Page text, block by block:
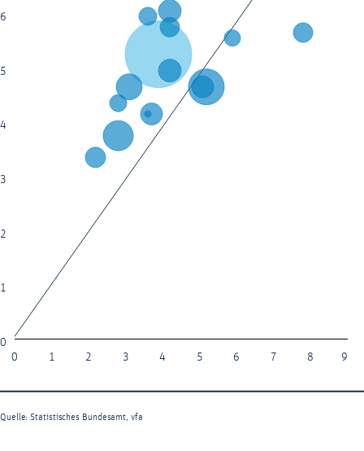
0 1 2 3 4 5 6 7 8 9
0
1
2
3
4
5
6
Quelle: Statistisches Bundesamt, vfa